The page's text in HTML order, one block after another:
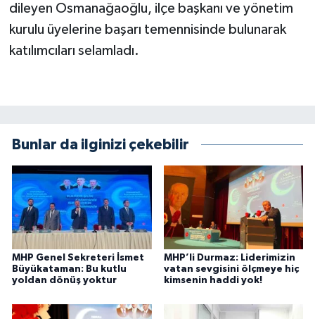
dileyen Osmanağaoğlu, ilçe başkanı ve yönetim
kurulu üyelerine başarı temennisinde bulunarak
katılımcıları selamladı.
Bunlar da ilginizi çekebilir
MHP Genel Sekreteri İsmet
Büyükataman: Bu kutlu
yoldan dönüş yoktur
MHP’li Durmaz: Liderimizin
vatan sevgisini ölçmeye hiç
kimsenin haddi yok!